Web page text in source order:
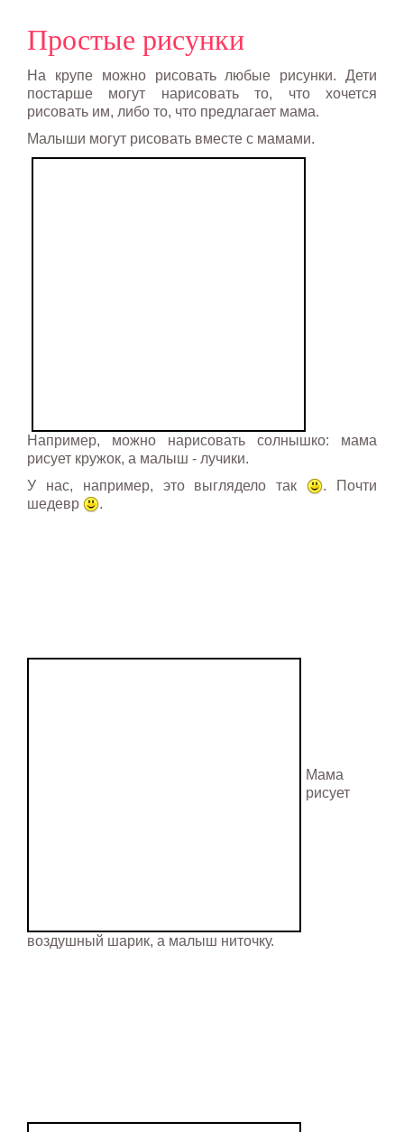
Простые рисунки
На крупе можно рисовать любые рисунки. Дети
постарше могут нарисовать то, что хочется
рисовать им, либо то, что предлагает мама.
Малыши могут рисовать вместе с мамами.
Например, можно нарисовать солнышко: мама
рисует кружок, а малыш - лучики.
У нас, например, это выглядело так
. Почти
шедевр
.
Мама
рисует
воздушный шарик, а малыш ниточку.